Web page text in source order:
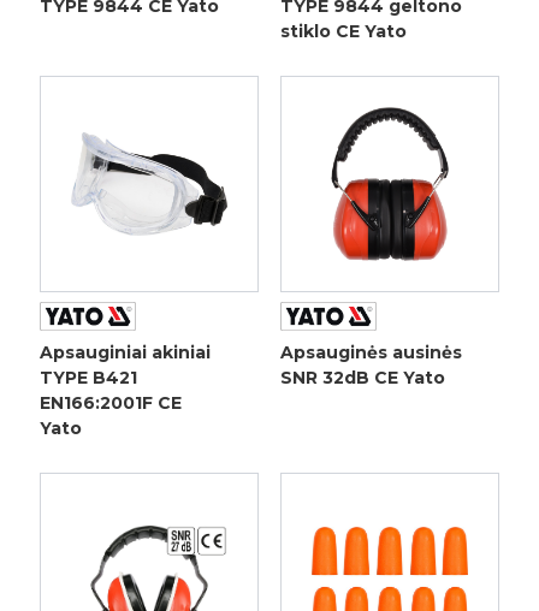
TYPE 9844 CE Yato
TYPE 9844 geltono
stiklo CE Yato
Apsauginiai akiniai
TYPE B421
EN166:2001F CE
Yato
Apsauginės ausinės
SNR 32dB CE Yato